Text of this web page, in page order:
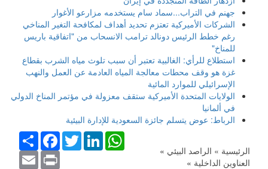
جهنم في التراب...سماد سام يستخدمه مزارعو الأغوار
الشركات الأميركية تعتزم تحديد أهداف لمكافحة التغير المناخي
رغم خطط الرئيس دونالد ترامب الانسحاب من "اتفاقية باريس
للمناخ"
استطلاع للرأي: الغالبية تعتبر أن سبب تلوث مياه الشرب بقطاع
غزة هو وقف محطات معالجة المياه العادمة عن العمل والنهب
الإسرائيلي للموارد المائية
الولايات المتحدة الأميركية ستقف معزولة في مؤتمر المناخ الدولي
في ألمانيا
الرباط: عوض يتسلم جائزة السعودية للإدارة البيئية
الرئيسية » الراصد البيئي »
العناوين الداخلية »
انشر
FacebookTwitterLinkedInWhatsApp
Email Print